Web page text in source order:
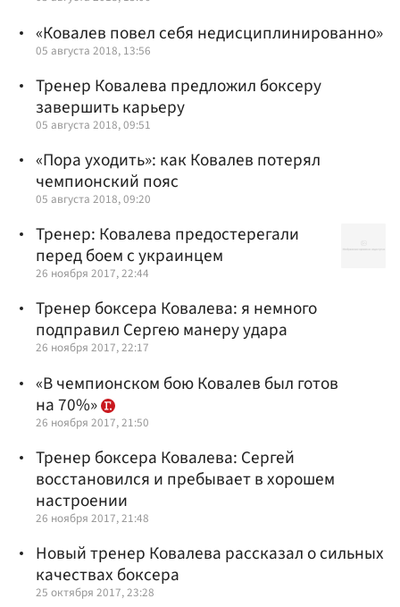
«Ковалев повел себя недисциплинированно»
05 августа 2018, 13:56
Тренер Ковалева предложил боксеру
завершить карьеру
05 августа 2018, 09:51
«Пора уходить»: как Ковалев потерял
чемпионский пояс
05 августа 2018, 09:20
Тренер: Ковалева предостерегали
перед боем с украинцем
26 ноября 2017, 22:44
Тренер боксера Ковалева: я немного
подправил Сергею манеру удара
26 ноября 2017, 22:17
«В чемпионском бою Ковалев был готов
на 70%»
26 ноября 2017, 21:50
Тренер боксера Ковалева: Сергей
восстановился и пребывает в хорошем
настроении
26 ноября 2017, 21:48
Новый тренер Ковалева рассказал о сильных
качествах боксера
25 октября 2017, 23:28